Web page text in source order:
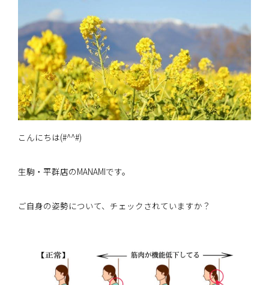
こんにちは(#^^#)
生駒・平群店のMANAMIです。
ご自身の姿勢について、チェックされていますか？